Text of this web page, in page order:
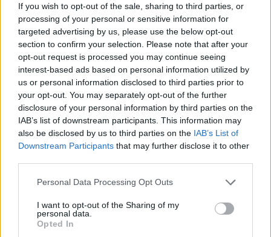
If you wish to opt-out of the sale, sharing to third parties, or
processing of your personal or sensitive information for
targeted advertising by us, please use the below opt-out
section to confirm your selection. Please note that after your
opt-out request is processed you may continue seeing
interest-based ads based on personal information utilized by
us or personal information disclosed to third parties prior to
your opt-out. You may separately opt-out of the further
disclosure of your personal information by third parties on the
IAB’s list of downstream participants. This information may
also be disclosed by us to third parties on the IAB’s List of
Downstream Participants that may further disclose it to other
Please note that this website/app uses one or more Google
not limited to your visit or usage behaviour. You may click to
grant or deny consent to Google and its third-party tags to
use your data for below specified purposes in below Google
Personal Data Processing Opt Outs
I want to opt-out of the Sharing of my
personal data.
Opted In
Continua a leggere